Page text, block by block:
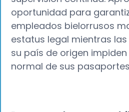
oportunidad para
empleados bielorrusos
estatus legal mientras
su país de origen
normal de sus